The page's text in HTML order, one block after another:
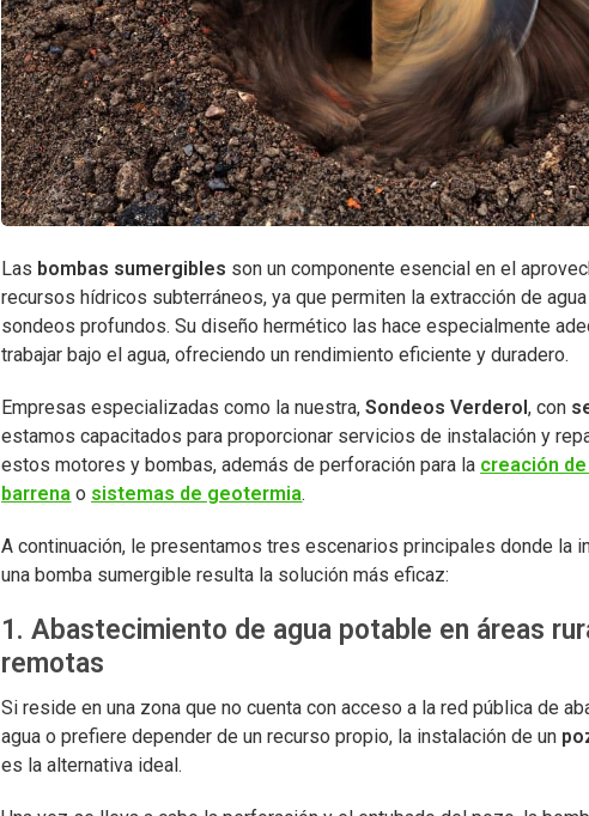
Las bombas sumergibles son un componente esencial en el
recursos hídricos subterráneos, ya que permiten la extracción de
sondeos profundos. Su diseño hermético las hace especialmente
trabajar bajo el agua, ofreciendo un rendimiento eficiente y duradero.
Empresas especializadas como la nuestra,Sondeos Verderol, con
estamos capacitados para proporcionar servicios de instalación y
estos motores y bombas, además de perforación para la creación
barrena o sistemas de geotermia.
A continuación, le presentamos tres escenarios principales donde la
una bomba sumergible resulta la solución más eficaz:
1. Abastecimiento de agua potable en áreas
remotas
Si reside en una zona que no cuenta con acceso a la red pública de
agua o prefiere depender de un recurso propio, la instalación de un
es la alternativa ideal.